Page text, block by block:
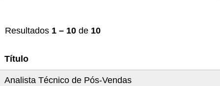
Resultados 1 – 10 de 10
Título
Analista Técnico de Pós-Vendas